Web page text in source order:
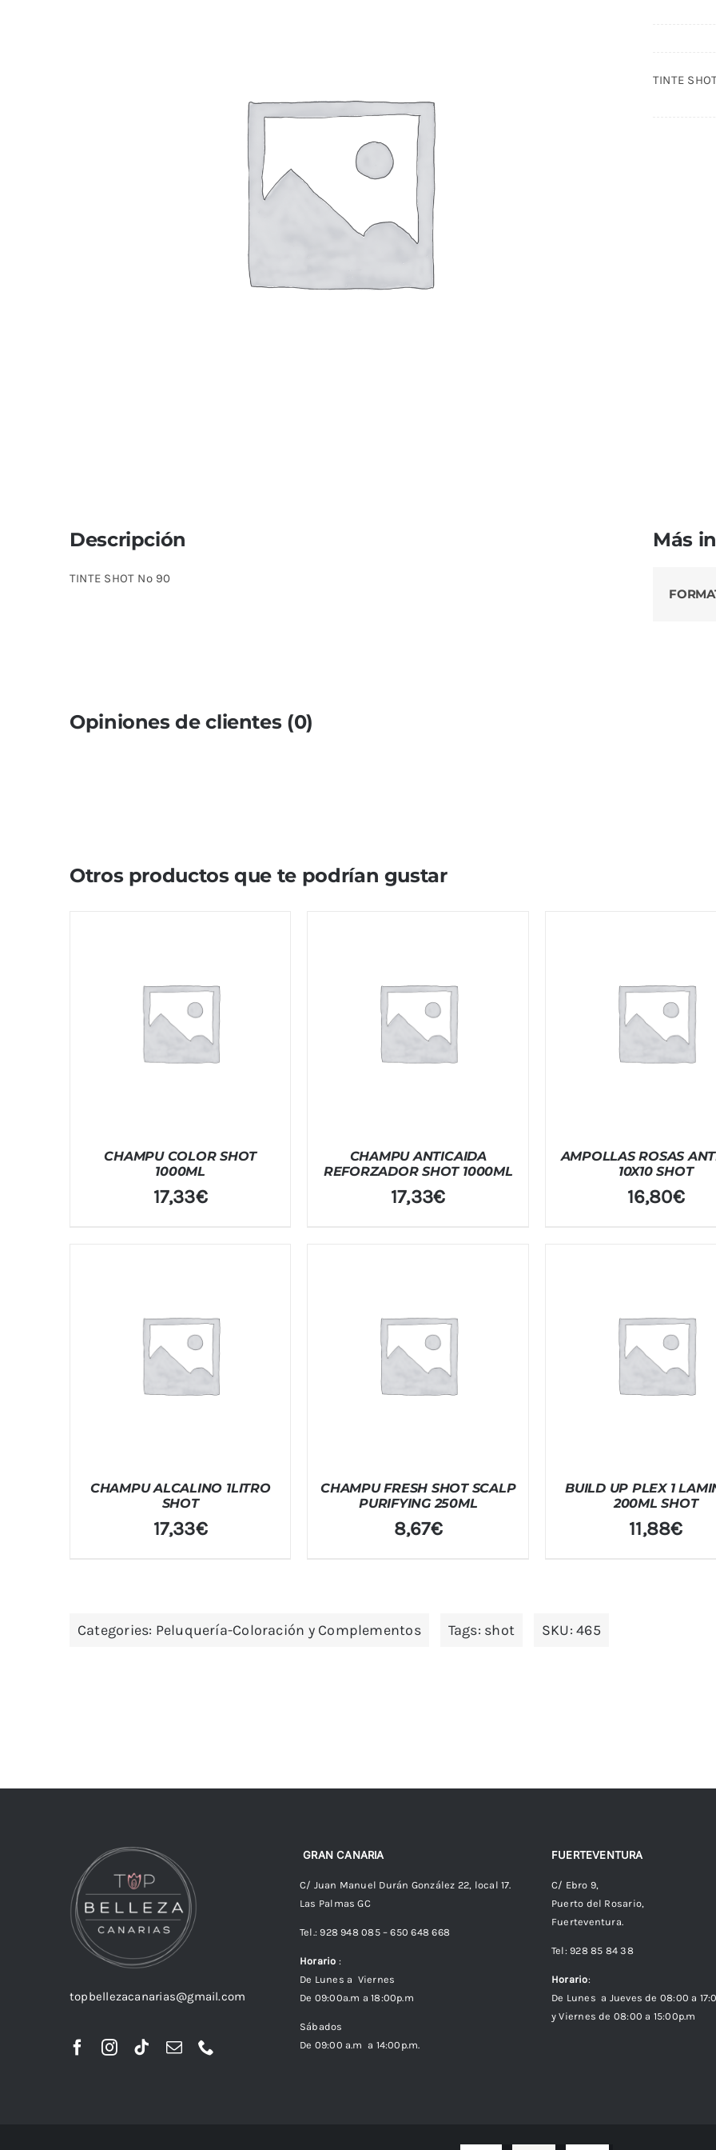
TINTE
Descripción
TINTE SHOT Nº 90
Más
Opiniones de clientes (0)
Otros productos que te podrían gustar
CHAMPU COLOR SHOT
1000ML
17,33€
CHAMPU ANTICAIDA
REFORZADOR SHOT 1000ML
17,33€
AMPOLLAS ROSAS
10X10 SHOT
16,80€
CHAMPU ALCALINO 1LITRO
SHOT
17,33€
CHAMPU FRESH SHOT SCALP
PURIFYING 250ML
8,67€
BUILD UP PLEX 1
200ML SHOT
11,88€
Categories: Peluquería-Coloración y Complementos Tags: shot SKU:465
topbellezacanarias@gmail.com
GRAN CANARIA
C/ Juan Manuel Durán González 22, local 17.
Las Palmas GC
Tel.: 928 948 085 – 650 648 668
Horario :
De Lunes a Viernes
De 09:00a.m a 18:00p.m
Sábados
De 09:00 a.m a 14:00p.m.
FUERTEVENTURA
C/ Ebro 9,
Puerto del Rosario,
Fuerteventura.
Tel: 928 85 84 38
Horario:
De Lunes a Jueves de 08:00 a
y Viernes de 08:00 a 15:00p.m